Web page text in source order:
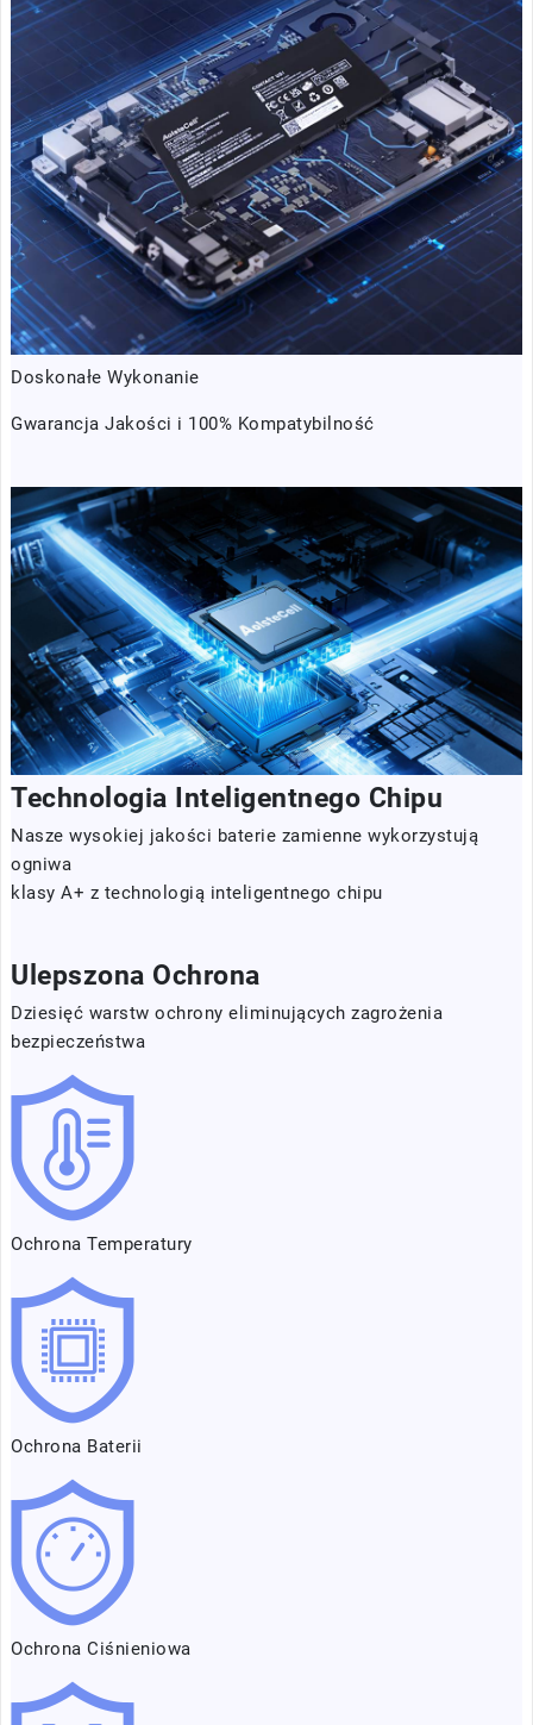
Doskonałe Wykonanie
Gwarancja Jakości i 100% Kompatybilność
Technologia Inteligentnego Chipu
Nasze wysokiej jakości baterie zamienne wykorzystują
ogniwa
klasy A+ z technologią inteligentnego chipu
Ulepszona Ochrona
Dziesięć warstw ochrony eliminujących zagrożenia
bezpieczeństwa
Ochrona Temperatury
Ochrona Baterii
Ochrona Ciśnieniowa